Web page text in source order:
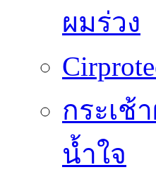
ผมร่วง
กระเช้
น้ำใจ